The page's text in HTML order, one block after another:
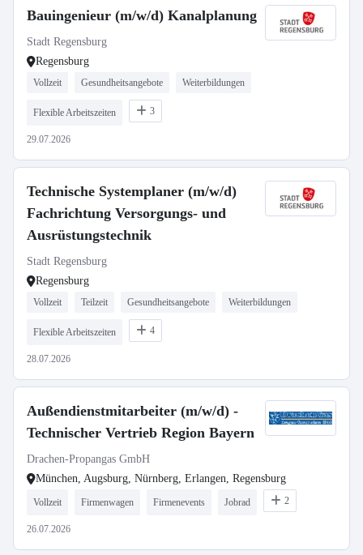
Bauingenieur (m/w/d) Kanalplanung
Stadt Regensburg
Regensburg
Vollzeit Gesundheitsangebote Weiterbildungen
Flexible Arbeitszeiten 3
29.07.2026
Technische Systemplaner (m/w/d)
Fachrichtung Versorgungs- und
Ausrüstungstechnik
Stadt Regensburg
Regensburg
Vollzeit Teilzeit Gesundheitsangebote Weiterbildungen
Flexible Arbeitszeiten 4
28.07.2026
Außendienstmitarbeiter (m/w/d) -
Technischer Vertrieb Region Bayern
Drachen-Propangas GmbH
München, Augsburg, Nürnberg, Erlangen, Regensburg
Vollzeit Firmenwagen Firmenevents Jobrad 2
26.07.2026